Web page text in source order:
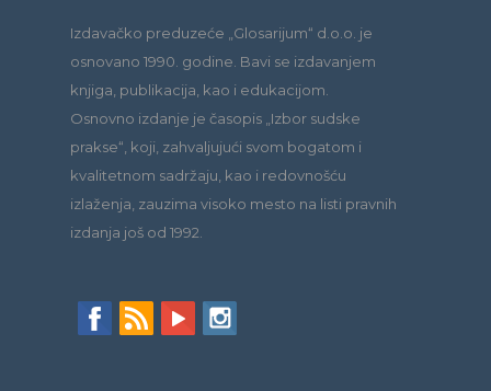
Izdavačko preduzeće „Glosarijum“ d.o.o. je
osnovano 1990. godine. Bavi se izdavanjem
knjiga, publikacija, kao i edukacijom.
Osnovno izdanje je časopis „Izbor sudske
prakse“, koji, zahvaljujući svom bogatom i
kvalitetnom sadržaju, kao i redovnošću
izlaženja, zauzima visoko mesto na listi pravnih
izdanja još od 1992.